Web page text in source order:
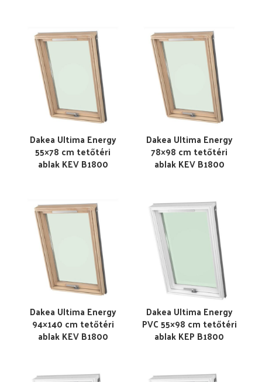
Dakea Ultima Energy
55×78 cm tetőtéri
ablak KEV B1800
Dakea Ultima Energy
78×98 cm tetőtéri
ablak KEV B1800
Dakea Ultima Energy
94×140 cm tetőtéri
ablak KEV B1800
Dakea Ultima Energy
PVC 55×98 cm tetőtéri
ablak KEP B1800